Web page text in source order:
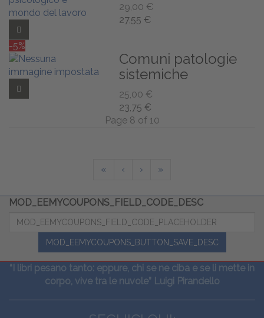
29,00 €
27,55 €
-5%
Comuni patologie
sistemiche
25,00 €
23,75 €
Page 8 of 10
« ‹ › »
MOD_EEMYCOUPONS_FIELD_CODE_DESC
MOD_EEMYCOUPONS_BUTTON_SAVE_DESC
“I libri pesano tanto: eppure, chi se ne ciba e se li mette in
corpo, vive tra le nuvole” Luigi Pirandello